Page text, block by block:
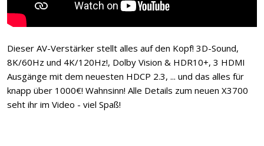
Dieser AV-Verstärker stellt alles auf den Kopf! 3D-Sound,
8K/60Hz und 4K/120Hz!, Dolby Vision & HDR10+, 3 HDMI
Ausgänge mit dem neuesten HDCP 2.3, ... und das alles für
knapp über 1000€! Wahnsinn! Alle Details zum neuen X3700
seht ihr im Video - viel Spaß!